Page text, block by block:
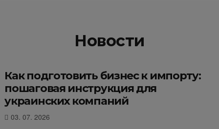
Новости
Как подготовить бизнес к импорту:
пошаговая инструкция для
украинских компаний
03. 07. 2026